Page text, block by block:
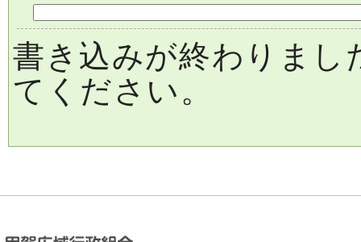
書き込みが終わりまし
てください。